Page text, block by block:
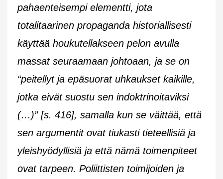
pahaenteisempi elementti, jota
totalitaarinen propaganda historiallisesti
käyttää houkutellakseen pelon avulla
massat seuraamaan johtoaan, ja se on
“peitellyt ja epäsuorat uhkaukset kaikille,
jotka eivät suostu sen indoktrinoitaviksi
(…)” [s. 416], samalla kun se väittää, että
sen argumentit ovat tiukasti tieteellisiä ja
yleishyödyllisiä ja että nämä toimenpiteet
ovat tarpeen. Poliittisten toimijoiden ja